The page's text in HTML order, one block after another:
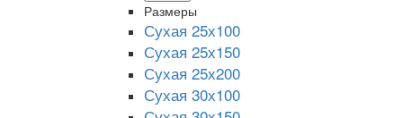
Размеры
Сухая 25х100
Сухая 25х150
Сухая 25х200
Сухая 30х100